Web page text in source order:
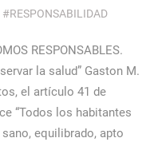
RESPONSABLES.
la salud” Gaston M.
el artículo 41 de
“Todos los habitantes
equilibrado, apto